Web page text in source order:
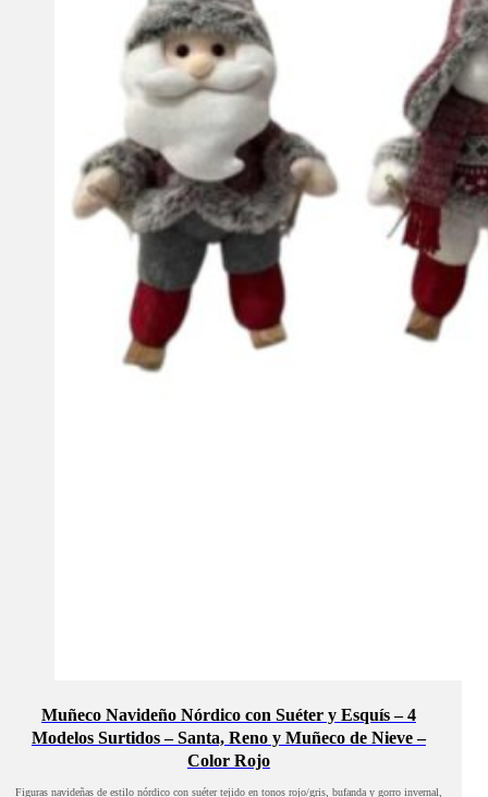
Muñeco Navideño Nórdico con Suéter y Esquís – 4
Modelos Surtidos – Santa, Reno y Muñeco de Nieve –
Color Rojo
Figuras navideñas de estilo nórdico con suéter tejido en tonos rojo/gris, bufanda y gorro invernal,